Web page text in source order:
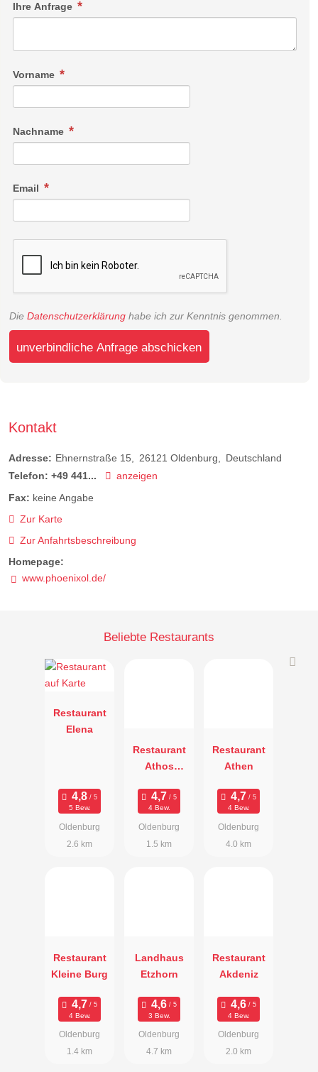
Ihre Anfrage
Vorname
Nachname
Email
Die Datenschutzerklärung habe ich zur Kenntnis genommen.
unverbindliche Anfrage abschicken
Kontakt
Adresse: Ehnernstraße 15 26121 Oldenburg
Deutschland
Telefon: +49 441...
anzeigen
Fax: keine Angabe
Zur Karte
Zur Anfahrtsbeschreibung
Homepage:
www.phoenixol.de/
Beliebte Restaurants
Restaurant
Elena
5 Bew.
Oldenburg
2.6 km
Restaurant
Athos
4 Bew.
Oldenburg
1.5 km
Restaurant
Athen
4 Bew.
Oldenburg
4.0 km
Restaurant
Kleine Burg
4 Bew.
Oldenburg
1.4 km
Landhaus
Etzhorn
3 Bew.
Oldenburg
4.7 km
Restaurant
Akdeniz
4 Bew.
Oldenburg
2.0 km